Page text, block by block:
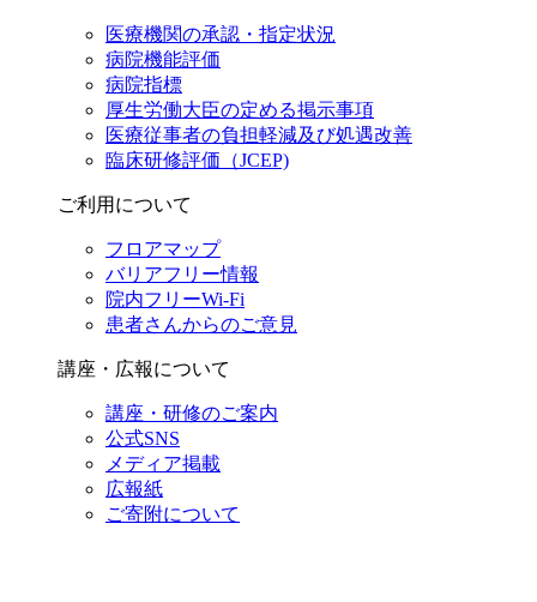
医療機関の承認・指定状況
病院機能評価
病院指標
厚生労働大臣の定める掲示事項
医療従事者の負担軽減及び処遇改善
臨床研修評価（JCEP)
ご利用について
フロアマップ
バリアフリー情報
院内フリーWi-Fi
患者さんからのご意見
講座・広報について
講座・研修のご案内
公式SNS
メディア掲載
広報紙
ご寄附について